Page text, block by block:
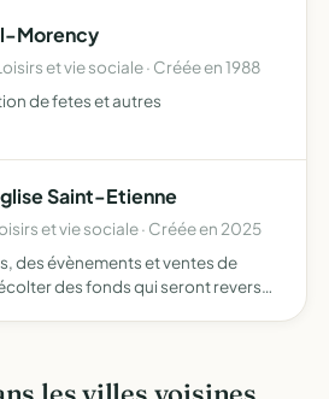
Morency
et vie sociale · Créée en 1988
de fetes et autres
Saint-Etienne
et vie sociale · Créée en 2025
des évènements et ventes de
des fonds qui seront reversés